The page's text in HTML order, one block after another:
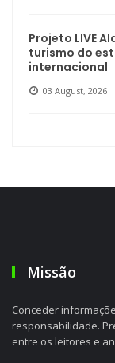
Projeto LIVE
turismo do
internacional
03 August, 2026
Missão
Conceder
responsabilidade.
entre os leitores e